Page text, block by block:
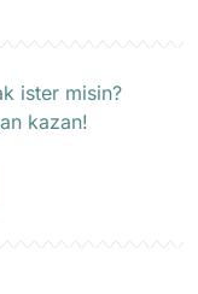
ister misin?
kazan!